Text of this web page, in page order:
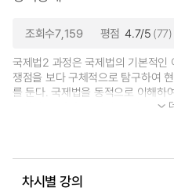
조회수7,159 평점 4.7/5 (77)
국제법2 과정은 국제법의 기본적인
쟁점을 보다 구체적으로 탐구하여
를 둔다. 국제법을 동적으로 이해하
목하며 본 강좌는, 개인, 국적, 국...
차시별 강의